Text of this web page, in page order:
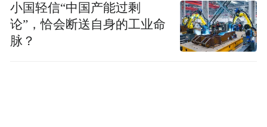
小国轻信“中国产能过剩
论”，恰会断送自身的工业命
脉？